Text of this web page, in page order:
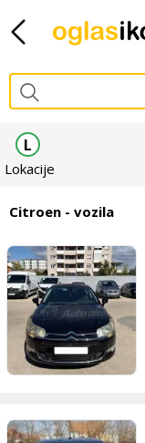
L
Lokacije
Citroen - vozila